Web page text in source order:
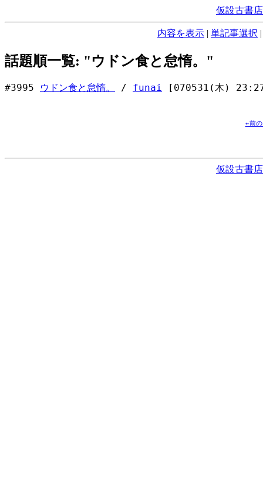
仮設古書店
内容を表示 | 単記事選択
話題順一覧: "ウドン食と怠惰。"
#3995 ウドン食と怠惰。 / funai [070531(木)
←前
仮設古書店